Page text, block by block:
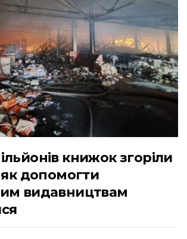
книжок згоріли
як допомогти
видавництвам